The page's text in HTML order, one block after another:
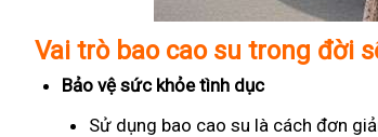
Vai trò bao cao su trong đời
Bảo vệ sức khỏe tình dục
Sử dụng bao cao su là cách đơn